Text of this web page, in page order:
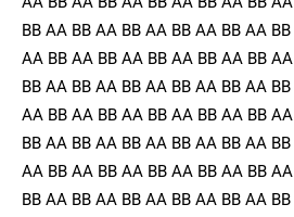
BB AA BB AA BB AA BB AA BB AA
AA BB AA BB AA BB AA BB AA BB
BB AA BB AA BB AA BB AA BB AA
AA BB AA BB AA BB AA BB AA BB
BB AA BB AA BB AA BB AA BB AA
AA BB AA BB AA BB AA BB AA BB
BB AA BB AA BB AA BB AA BB AA